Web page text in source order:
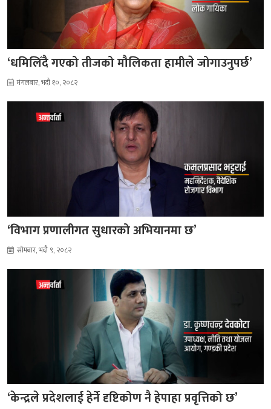
‘धमिलिँदै गएको तीजको मौलिकता हामीले जोगाउनुपर्छ’
मंगलबार, भदौ १०, २०८२
‘विभाग प्रणालीगत सुधारको अभियानमा छ’
सोमबार, भदौ ९, २०८२
‘केन्द्रले प्रदेशलाई हेर्ने दृष्टिकोण नै हेपाहा प्रवृत्तिको छ’